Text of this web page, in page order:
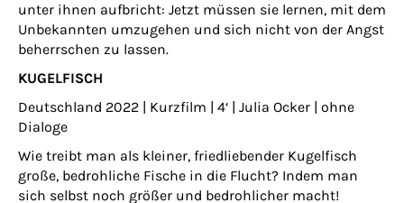
unter ihnen aufbricht: Jetzt müssen sie lernen, mit dem
Unbekannten umzugehen und sich nicht von der Angst
beherrschen zu lassen.
KUGELFISCH
Deutschland 2022 | Kurzfilm | 4‘ | Julia Ocker | ohne
Dialoge
Wie treibt man als kleiner, friedliebender Kugelfisch
große, bedrohliche Fische in die Flucht? Indem man
sich selbst noch größer und bedrohlicher macht!